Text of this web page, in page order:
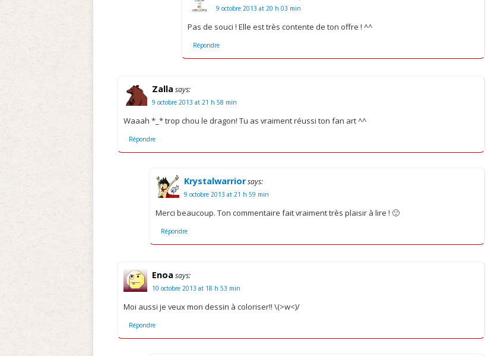
9 octobre 2013 at 20 h 03 min
Pas de souci ! Elle est très contente de ton offre ! ^^
Répondre
Zalla says:
9 octobre 2013 at 21 h 58 min
Waaah *_* trop chou le dragon! Tu as vraiment réussi ton fan art ^^
Répondre
Krystalwarriorsays:
9 octobre 2013 at 21 h 59 min
Merci beaucoup. Ton commentaire fait vraiment très plaisir à lire ! 🙂
Répondre
Enoa says:
10 octobre 2013 at 18 h 53 min
Moi aussi je veux mon dessin à coloriser!! \(>w<)/
Répondre